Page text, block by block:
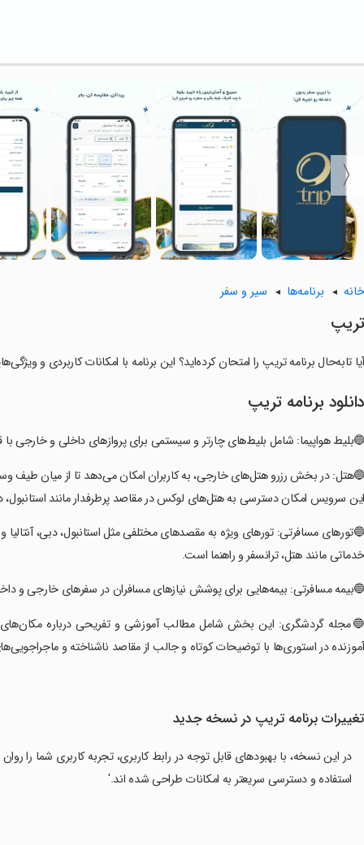
〈
خانه برنامه‌ها سیر و سفر
تریپ
آیا تابه‌حال برنامه تریپ را امتحان کرده‌اید؟ این برنامه با امکانات کاربردی و
دانلود برنامه تریپ
🔵بلیط هواپیما: شامل بلیط‌های چارتر و سیستمی برای پروازهای داخلی و خارجی با قابلیت
‏🔵هتل: در بخش رزرو هتل‌های خارجی، به کاربران امکان می‌دهد تا از میان طیف
این سرویس امکان دسترسی به هتل‌های لوکس در مقاصد پرطرفدار مانند استانبول،
‏🔵تورهای مسافرتی: تورهای ویژه به مقصدهای مختلفی مثل استانبول، دبی، آنتالیا
خدماتی مانند هتل، ترانسفر و راهنما است.
‏🔵بیمه مسافرتی: بیمه‌هایی برای پوشش نیازهای مسافران در سفرهای خارجی و
‏🔵مجله گردشگری: این بخش شامل مطالب آموزشی و تفریحی درباره مکان‌های
آموزنده در استوری‌ها با توضیحات کوتاه و جالب از مقاصد ناشناخته و
تغییرات برنامه تریپ در نسخه جدید
در این نسخه، با بهبودهای قابل توجه در رابط کاربری، تجربه کاربری شما را
استفاده و دسترسی سریعتر به امکانات طراحی شده اند.'